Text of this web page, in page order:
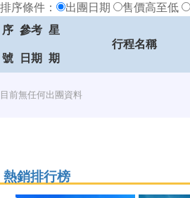
排序條件： 出團日期 售價高至低
序
號
參考
日期
星
期
行程名稱
目前無任何出團資料
熱銷排行榜